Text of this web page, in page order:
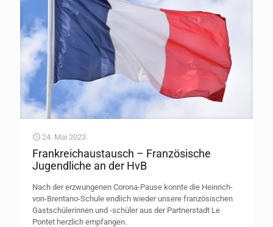
24. Mai 2023
Frankreichaustausch – Französische
Jugendliche an der HvB
Nach der erzwungenen Corona-Pause konnte die Heinrich-
von-Brentano-Schule endlich wieder unsere französischen
Gastschülerinnen und -schüler aus der Partnerstadt Le
Pontet herzlich empfangen.